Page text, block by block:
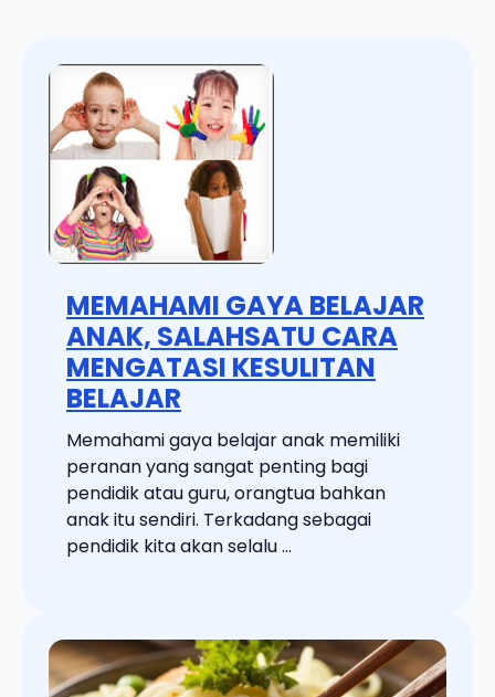
MEMAHAMI GAYA BELAJAR
ANAK, SALAHSATU CARA
MENGATASI KESULITAN
BELAJAR
Memahami gaya belajar anak memiliki
peranan yang sangat penting bagi
pendidik atau guru, orangtua bahkan
anak itu sendiri. Terkadang sebagai
pendidik kita akan selalu ...